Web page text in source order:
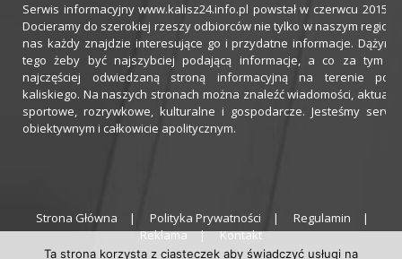
Serwis informacyjny www.kalisz24.info.pl powstał w czerwcu 2015
Docieramy do szerokiej rzeszy odbiorców nie tylko w naszym
nas każdy znajdzie interesujące go i przydatne informacje.
tego żeby być najszybciej podającą informacje, a co za tym
najczęściej odwiedzaną stroną informacyjną na terenie
kaliskiego. Na naszych stronach można znaleźć wiadomości,
sportowe, rozrywkowe, kulturalne i gospodarcze. Jesteśmy
obiektywnym i całkowicie apolitycznym.
Strona Główna Polityka Prywatności
Regulamin
Reklama
Kontakt
Ta strona korzysta z ciasteczek aby świadczyć usługi na